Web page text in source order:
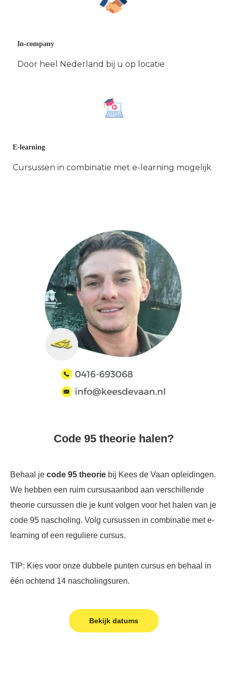
In-company
Door heel Nederland bij u op locatie
E-learning
Cursussen in combinatie met e-learning mogelijk
Code 95 theorie halen?
Behaal je code 95 theorie bij Kees de Vaan opleidingen.
We hebben een ruim cursusaanbod aan verschillende
theorie cursussen die je kunt volgen voor het halen van je
code 95 nascholing. Volg cursussen in combinatie met e-
learning of een reguliere cursus.
TIP: Kies voor onze dubbele punten cursus en behaal in
één ochtend 14 nascholingsuren.
Bekijk datums